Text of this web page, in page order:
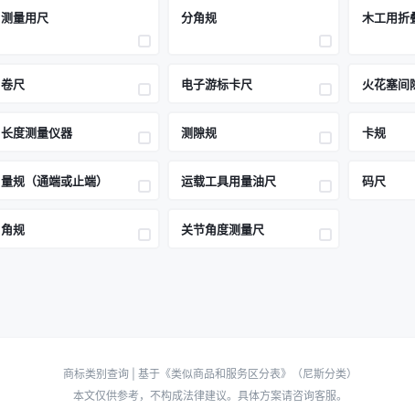
测量用尺 分角规 木工用折
卷尺 电子游标卡尺 火花塞间
长度测量仪器 测隙规 卡规
量规（通端或止端） 运载工具用量油尺 码尺
角规 关节角度测量尺
商标类别查询 | 基于《类似商品和服务区分表》（尼斯分类）
本文仅供参考，不构成法律建议。具体方案请咨询客服。